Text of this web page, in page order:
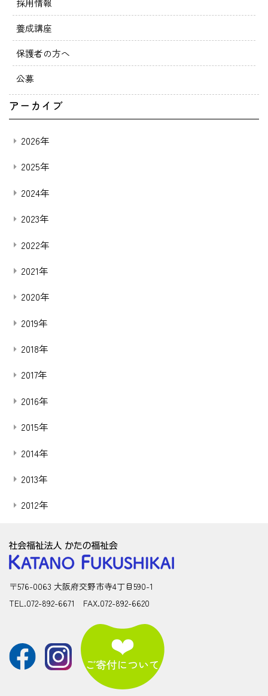
採用情報
養成講座
保護者の方へ
公募
アーカイブ
2026年
2025年
2024年
2023年
2022年
2021年
2020年
2019年
2018年
2017年
2016年
2015年
2014年
2013年
2012年
〒576-0063 大阪府交野市寺4丁目590-1
TEL.072-892-6671 FAX.072-892-6620